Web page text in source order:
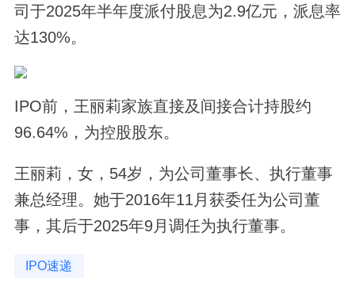
司于2025年半年度派付股息为2.9亿元，派息率
达130%。
IPO前，王丽莉家族直接及间接合计持股约
96.64%，为控股股东。
王丽莉，女，54岁，为公司董事长、执行董事
兼总经理。她于2016年11月获委任为公司董
事，其后于2025年9月调任为执行董事。
IPO速递